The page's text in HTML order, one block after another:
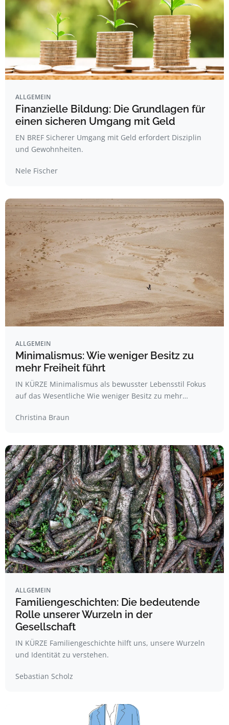
ALLGEMEIN
Finanzielle Bildung: Die Grundlagen für
einen sicheren Umgang mit Geld
EN BREF Sicherer Umgang mit Geld erfordert Disziplin
und Gewohnheiten.
Nele Fischer
ALLGEMEIN
Minimalismus: Wie weniger Besitz zu
mehr Freiheit führt
IN KÜRZE Minimalismus als bewusster Lebensstil Fokus
auf das Wesentliche Wie weniger Besitz zu mehr…
Christina Braun
ALLGEMEIN
Familiengeschichten: Die bedeutende
Rolle unserer Wurzeln in der
Gesellschaft
IN KÜRZE Familiengeschichte hilft uns, unsere Wurzeln
und Identität zu verstehen.
Sebastian Scholz